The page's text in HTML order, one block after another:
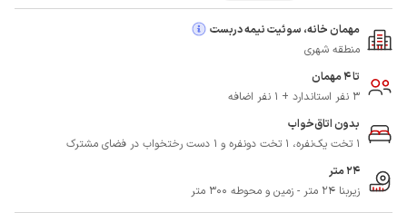
مهمان خانه، سوئیت نیمه دربست
منطقه شهری
تا 4 مهمان
3 نفر استاندارد + 1 نفر اضافه
بدون اتاق‌خواب
1 تخت یک‌نفره، 1 تخت دونفره و 1 دست رختخواب در فضای مشترک
24 متر
زیربنا 24 متر - زمین و محوطه 300 متر